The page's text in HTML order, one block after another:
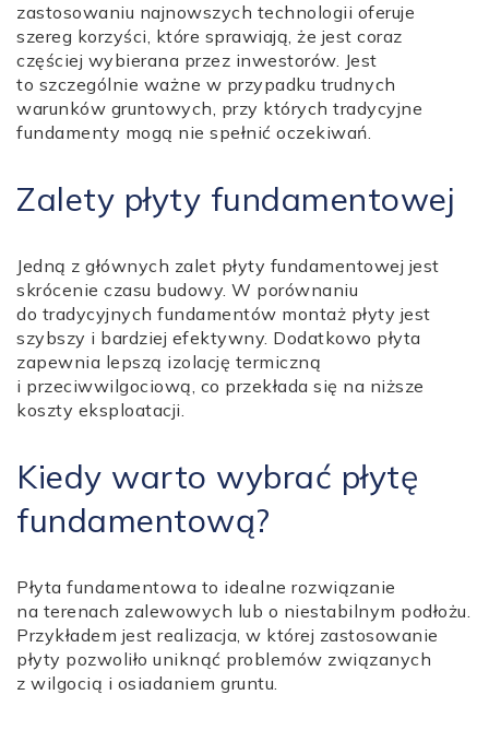
zastosowaniu najnowszych technologii oferuje
szereg korzyści, które sprawiają, że jest coraz
częściej wybierana przez inwestorów. Jest
to szczególnie ważne w przypadku trudnych
warunków gruntowych, przy których tradycyjne
fundamenty mogą nie spełnić oczekiwań.
Zalety płyty fundamentowej
Jedną z głównych zalet płyty fundamentowej jest
skrócenie czasu budowy. W porównaniu
do tradycyjnych fundamentów montaż płyty jest
szybszy i bardziej efektywny. Dodatkowo płyta
zapewnia lepszą izolację termiczną
i przeciwwilgociową, co przekłada się na niższe
koszty eksploatacji.
Kiedy warto wybrać płytę
fundamentową?
Płyta fundamentowa to idealne rozwiązanie
na terenach zalewowych lub o niestabilnym podłożu.
Przykładem jest realizacja, w której zastosowanie
płyty pozwoliło uniknąć problemów związanych
z wilgocią i osiadaniem gruntu.